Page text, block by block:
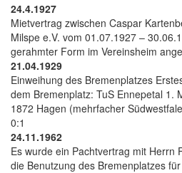
24.4.1927
Mietvertrag zwischen Caspar
Milspe e.V. vom 01.07.1927 –
gerahmter Form im Vereinsheim
21.04.1929
Einweihung des Bremenplatzes
dem Bremenplatz: TuS Ennepetal 1.
1872 Hagen (mehrfacher
0:1
24.11.1962
Es wurde ein Pachtvertrag mit Herrn
die Benutzung des Bremenplatzes